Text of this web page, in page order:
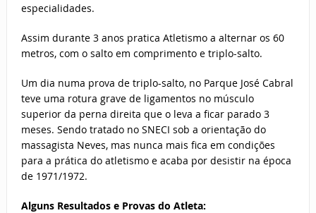
especialidades.
Assim durante 3 anos pratica Atletismo a alternar os 60
metros, com o salto em comprimento e triplo-salto.
Um dia numa prova de triplo-salto, no Parque José Cabral
teve uma rotura grave de ligamentos no músculo
superior da perna direita que o leva a ficar parado 3
meses. Sendo tratado no SNECI sob a orientação do
massagista Neves, mas nunca mais fica em condições
para a prática do atletismo e acaba por desistir na época
de 1971/1972.
Alguns Resultados e Provas do Atleta: